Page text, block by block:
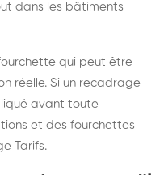
dans les bâtiments
qui peut être
réelle. Si un recadrage
avant toute
et des fourchettes
Tarifs.